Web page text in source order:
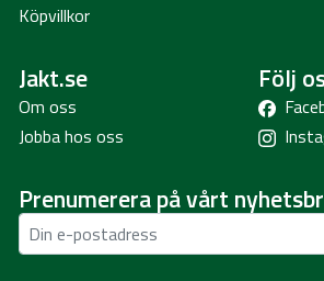
Köpvillkor
Jakt.se
Om oss
Jobba hos oss
Följ
Prenumerera på vårt